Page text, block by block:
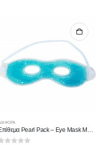
Επίθεμα Pearl Pack – Eye Mask Moves Alfacare 16-202-310